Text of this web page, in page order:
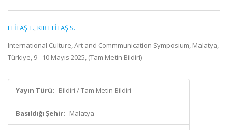
ELİTAŞ T.,KIR ELİTAŞ S.
International Culture, Art and Commmunication Symposium, Malatya,
Türkiye, 9 - 10 Mayıs 2025, (Tam Metin Bildiri)
Yayın Türü: Bildiri / Tam Metin Bildiri
Basıldığı Şehir: Malatya